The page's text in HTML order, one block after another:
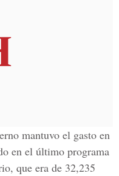
mantuvo el gasto en
en el último programa
que era de 32,235